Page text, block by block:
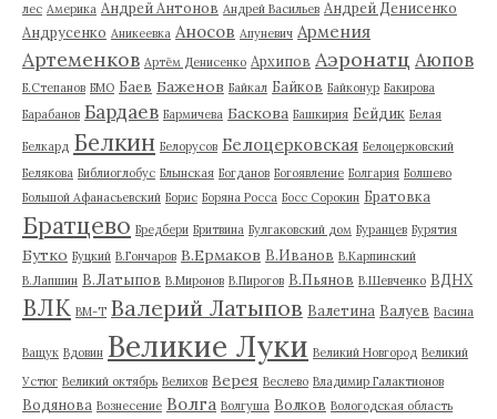
лес Америка Андрей Антонов Андрей Васильев Андрей Денисенко
Андрусенко Аникеевка Аносов Апуневич Армения
Артеменков Артём Денисенко Архипов Аэронатц Аюпов
Б.Степанов БМО Баев Баженов Байкал Байков Байконур Бакирова
Барабанов Бардаев Бармичева Баскова Башкирия Бейдик Белая
Белкард Белкин Белорусов Белоцерковская Белоцерковский
Белякова Библиоглобус Блынская Богданов Богоявление Болгария Болшево
Большой Афанасьевский Борис Боряна Росса Босс Сорокин Братовка
Братцево Бредбери Бритвина Булгаковский дом Буранцев Бурятия
Бутко Буцкий В.Гончаров В.Ермаков В.Иванов В.Карпинский
В.Лапшин В.Латыпов В.Миронов В.Пирогов В.Пьянов В.Шевченко ВДНХ
ВЛК ВМ-Т Валерий Латыпов Валетина Валуев Васина
Ващук Вдовин Великие Луки Великий Новгород Великий
Устюг Великий октябрь Велихов Верея Веслево Владимир Галактионов
Водянова Вознесение Волга Волгуша Волков Вологодская область